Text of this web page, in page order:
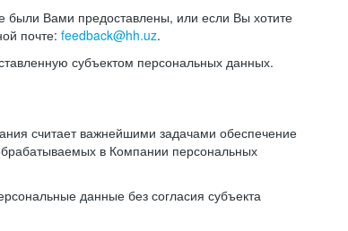
были Вами предоставлены, или если Вы хотите
почте: feedback@hh.uz.
субъектом персональных данных.
считает важнейшими задачами обеспечение
в Компании персональных
данные без согласия субъекта